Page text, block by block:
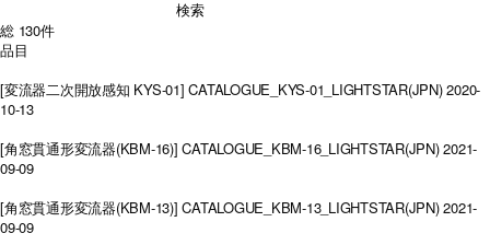
検索
総 130件
品目
[変流器二次開放感知 KYS-01] CATALOGUE_KYS-01_LIGHTSTAR(JPN)2020-
10-13
[角窓貫通形変流器(KBM-16)] CATALOGUE_KBM-16_LIGHTSTAR(JPN)2021-
09-09
[角窓貫通形変流器(KBM-13)] CATALOGUE_KBM-13_LIGHTSTAR(JPN)2021-
09-09